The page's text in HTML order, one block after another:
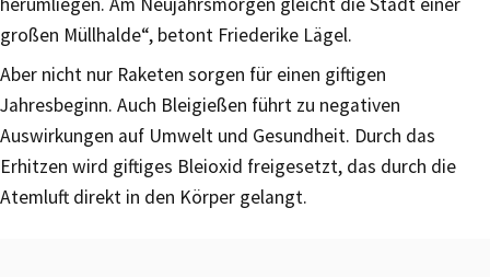
großen Müllhalde“, betont Friederike Lägel.
Aber nicht nur Raketen sorgen für einen giftigen
Jahresbeginn. Auch Bleigießen führt zu negativen
Auswirkungen auf Umwelt und Gesundheit. Durch das
Erhitzen wird giftiges Bleioxid freigesetzt, das durch die
Atemluft direkt in den Körper gelangt.